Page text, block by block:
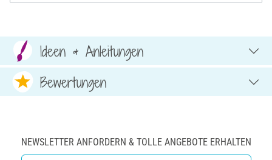
Ideen & Anleitungen
Bewertungen
NEWSLETTER ANFORDERN & TOLLE ANGEBOTE ERHALTEN